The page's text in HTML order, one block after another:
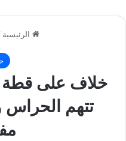
الرئيسية
خلاف على قطة
تتهم